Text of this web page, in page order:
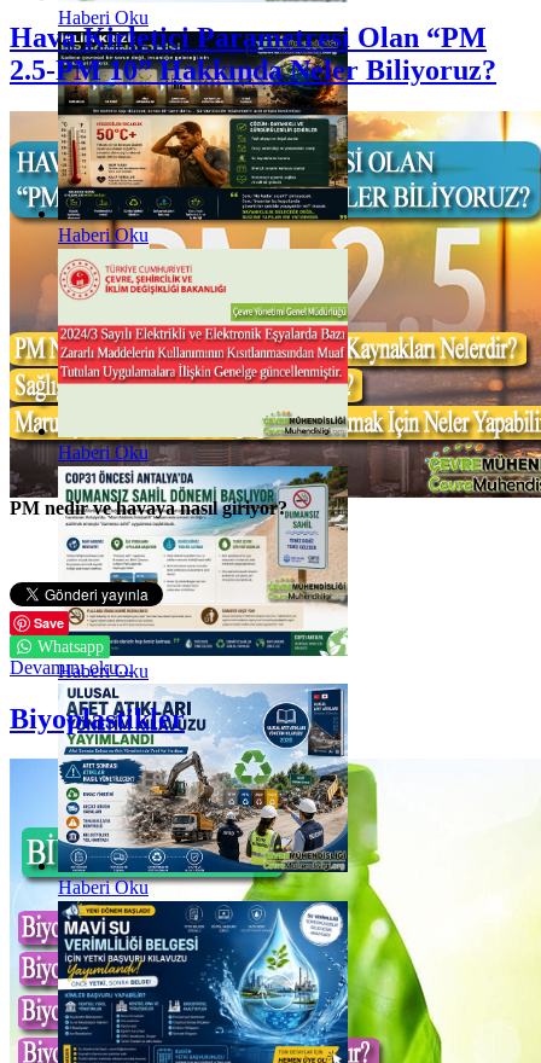
Haberi Oku
Haberi Oku
Haberi Oku
Haberi Oku
Haberi Oku
Hava Kirletici Parametresi Olan “PM
2.5-PM 10” Hakkında Neler Biliyoruz?
PM nedir ve havaya nasıl giriyor?
Save
Whatsapp
Devamını oku...
Biyoplastikler